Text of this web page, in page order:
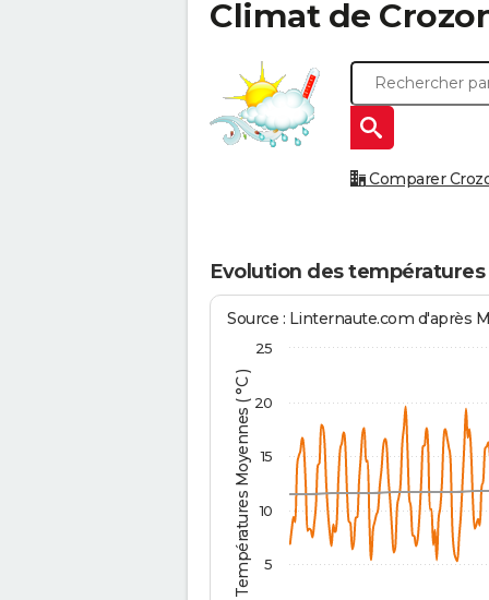
Climat de
Comparer
Evolution des températures
Températures Moyennes ( °C )
Source : Linternaute.com d'après
5
10
15
20
25